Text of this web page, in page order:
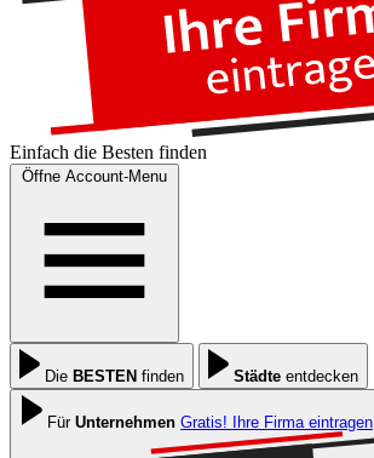
Einfach die Besten finden
Öffne Account-Menu
Die BESTEN finden Städte entdecken
Für Unternehmen Gratis! Ihre Firma eintragen